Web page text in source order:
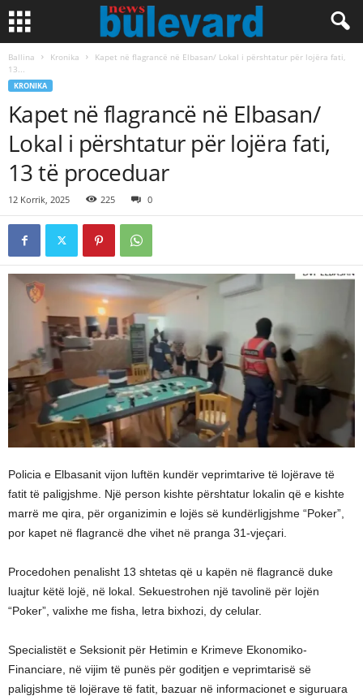
Ballina Kronika
Kapet në flagrancë në Elbasan/ Lokal i përshtatur për lojëra fati,
13...
KRONIKA
Kapet në flagrancë në Elbasan/
Lokal i përshtatur për lojëra fati,
13 të proceduar
12 Korrik, 2025 225 0
Policia e Elbasanit vijon luftën kundër veprimtarive të lojërave të
fatit të paligjshme. Një person kishte përshtatur lokalin që e kishte
marrë me qira, për organizimin e lojës së kundërligjshme “Poker”,
por kapet në flagrancë dhe vihet në pranga 31-vjeçari.
Procedohen penalisht 13 shtetas që u kapën në flagrancë duke
luajtur këtë lojë, në lokal. Sekuestrohen një tavolinë për lojën
“Poker”, valixhe me fisha, letra bixhozi, dy celular.
Specialistët e Seksionit për Hetimin e Krimeve Ekonomiko-
Financiare, në vijim të punës për goditjen e veprimtarisë së
paligjshme të lojërave të fatit, bazuar në informacionet e siguruara